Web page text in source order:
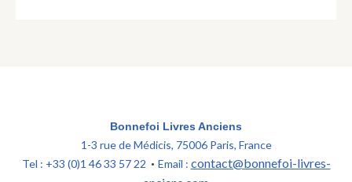
Bonnefoi Livres Anciens
1-3 rue de Médicis, 75006 Paris, France
Tel : +33 (0)1 46 33 57 22 • Email : contact@bonnefoi-livres-